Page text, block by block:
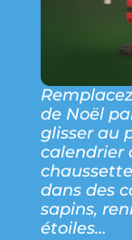
de Noël
glisser au
calendrier
dans des
sapins,
étoiles…